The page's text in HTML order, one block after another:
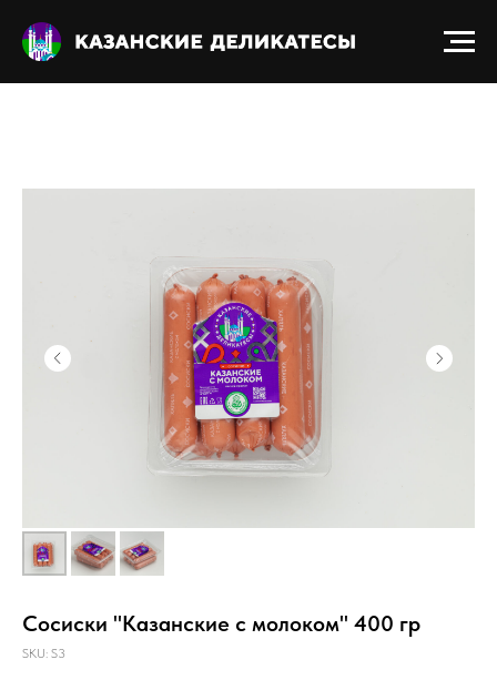
Получить прайс-лист
Сосиски "Казанские с молоком" 400 гр
SKU: S3